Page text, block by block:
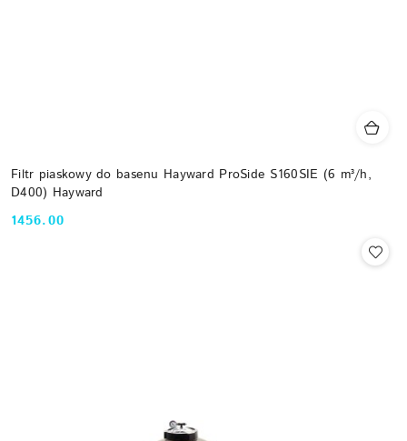
Filtr piaskowy do basenu Hayward ProSide S160SIE (6 m³/h,
D400) Hayward
Cena:
1456.00